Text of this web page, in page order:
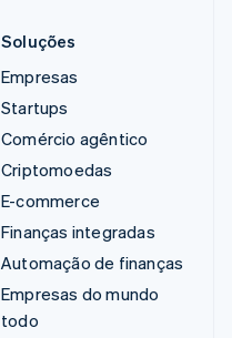
Soluções
Empresas
Startups
Comércio agêntico
Criptomoedas
E-commerce
Finanças integradas
Automação de finanças
Empresas do mundo
todo